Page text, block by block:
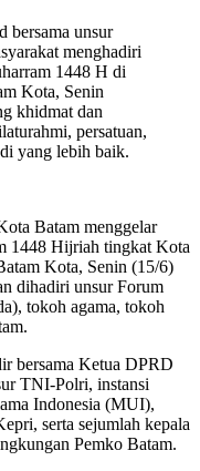
bersama unsur
menghadiri
1448 H di
Kota, Senin
khidmat dan
persatuan,
yang lebih baik.
Batam menggelar
1448 Hijriah tingkat Kota
Kota, Senin (15/6)
dihadiri unsur Forum
tokoh agama, tokoh
bersama Ketua DPRD
TNI-Polri, instansi
Indonesia (MUI),
serta sejumlah kepala
Pemko Batam.